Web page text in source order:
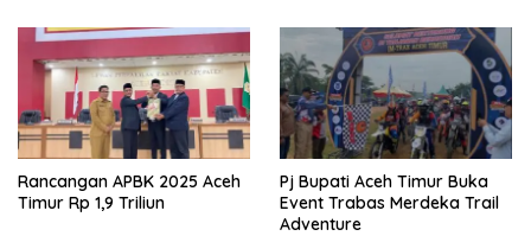
Rancangan APBK 2025 Aceh
Timur Rp 1,9 Triliun
Pj Bupati Aceh Timur Buka
Event Trabas Merdeka Trail
Adventure